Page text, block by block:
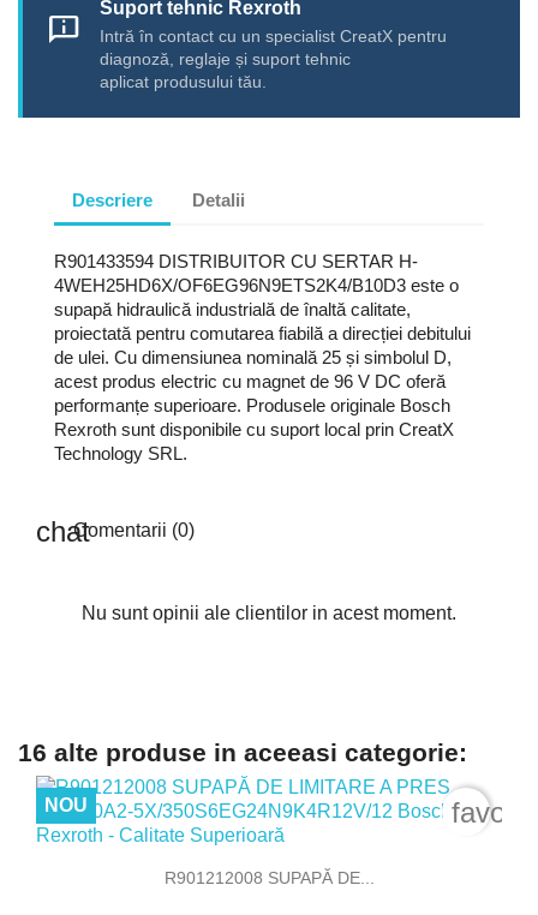
chat_info
Suport tehnic Rexroth
Intră în contact cu un specialist CreatX pentru
diagnoză, reglaje și suport tehnic
aplicat produsului tău.
Descriere Detalii
R901433594 DISTRIBUITOR CU SERTAR H-
4WEH25HD6X/OF6EG96N9ETS2K4/B10D3 este o
supapă hidraulică industrială de înaltă calitate,
proiectată pentru comutarea fiabilă a direcției debitului
de ulei. Cu dimensiunea nominală 25 și simbolul D,
acest produs electric cu magnet de 96 V DC oferă
performanțe superioare. Produsele originale Bosch
Rexroth sunt disponibile cu suport local prin CreatX
Technology SRL.
Comentarii (0)
Nu sunt opinii ale clientilor in acest moment.
16 alte produse in aceeasi categorie:
R901212008 SUPAPĂ DE...
NOU